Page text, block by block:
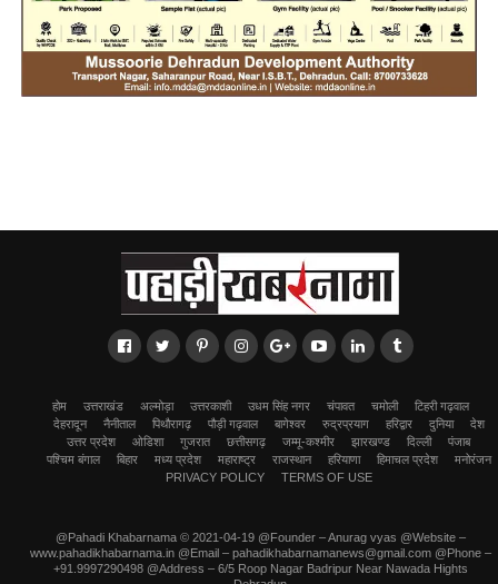
होम उत्तराखंड अल्मोड़ा उत्तरकाशी उधम सिंह नगर चंपावत चमोली
टिहरी गढ़वाल
देहरादून
नैनीताल पिथौरागढ़ पौड़ी गढ़वाल बागेश्वर रुद्रप्रयाग हरिद्वार दुनिया
देश
उत्तर प्रदेश
ओडिशा गुजरात छत्तीसगढ़ जम्मू-कश्मीर झारखण्ड दिल्ली
पंजाब
पश्चिम बंगाल
बिहार मध्य प्रदेश महाराष्ट्र राजस्थान हरियाणा हिमाचल प्रदेश
मनोरंजन
PRIVACY POLICY
TERMS OF USE
@Pahadi Khabarnama © 2021-04-19 @Founder – Anurag vyas @Website –
www.pahadikhabarnama.in @Email – pahadikhabarnamanews@gmail.com @Phone –
+91.9997290498 @Address – 6/5 Roop Nagar Badripur Near Nawada Hights